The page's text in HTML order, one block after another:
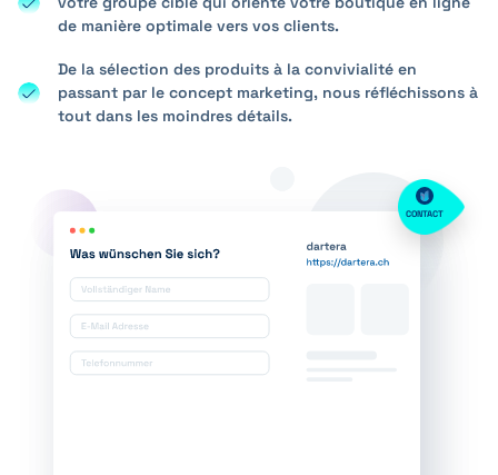
de manière optimale vers vos clients.
De la sélection des produits à la convivialité en
passant par le concept marketing, nous réfléchissons à
tout dans les moindres détails.
CONTACT